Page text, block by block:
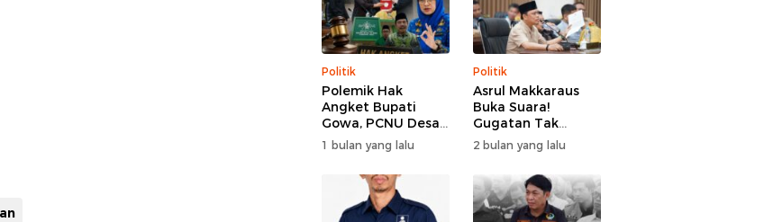
Politik
Polemik Hak
Angket Bupati
Gowa, PCNU Desak
DPRD Buka Fakta
Transparan
1 bulan yang lalu
Politik
Asrul Makkaraus
Buka Suara!
Gugatan Tak
Hentikan Hak
Angket DPRD
2 bulan yang lalu